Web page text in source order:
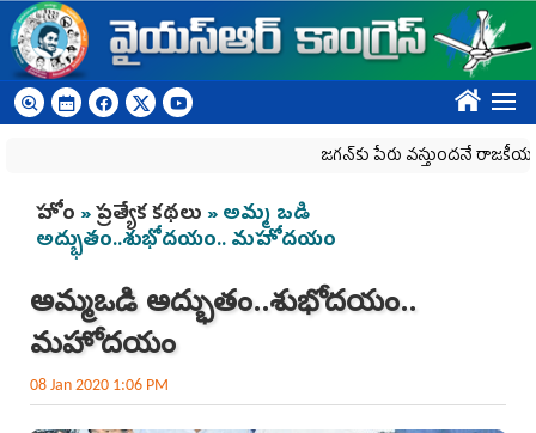
Skip to main content
????
జగన్‌కు పేరు వస్తుందనే రాజకీయ కక్షతో
You are here
హోం »ప్రత్యేక కథలు » అమ్మ ఒడి
అద్భుతం..శుభోదయం.. మహోదయం
అమ్మ ఒడి అద్భుతం..శుభోదయం..
మహోదయం
08 Jan 2020 1:06 PM